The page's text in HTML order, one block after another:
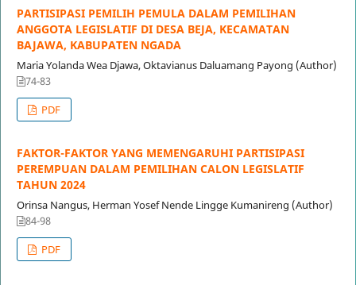
PARTISIPASI PEMILIH PEMULA DALAM PEMILIHAN
ANGGOTA LEGISLATIF DI DESA BEJA, KECAMATAN
BAJAWA, KABUPATEN NGADA
Maria Yolanda Wea Djawa, Oktavianus Daluamang Payong (Author)
74-83
PDF
FAKTOR-FAKTOR YANG MEMENGARUHI PARTISIPASI
PEREMPUAN DALAM PEMILIHAN CALON LEGISLATIF
TAHUN 2024
Orinsa Nangus, Herman Yosef Nende Lingge Kumanireng (Author)
84-98
PDF